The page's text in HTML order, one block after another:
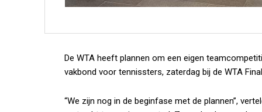
De WTA heeft plannen om een eigen
vakbond voor tennissters, zaterdag bij de WTA
“We zijn nog in de beginfase met de plannen”,